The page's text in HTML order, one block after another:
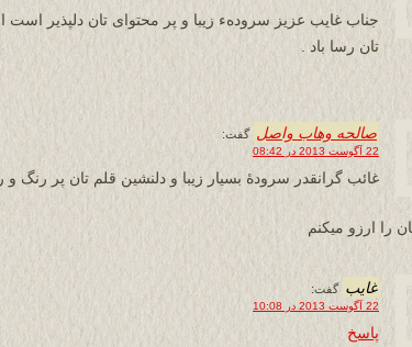
جناب غایب عزیز سرودهء زیبا و پر محتوای تان دلپذیر است
تان رسا باد .
صالحه وهاب واصل گفت:
22 آگوست 2013 در 08:42
غائب گرانقدر سرودۀ بسیار زیبا و دلنشین قلم تان پر رنگ و
را ارزو میکنم
غایب گفت:
22 آگوست 2013 در 10:08
پاسخ